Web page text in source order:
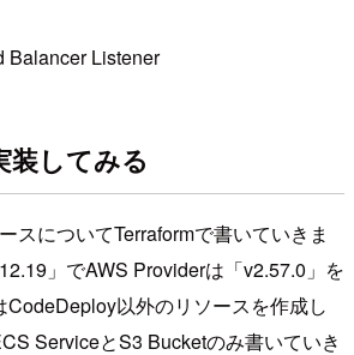
Balancer Listener
してみる
スについてTerraformで書いていきま
」でAWS Providerは「v2.57.0」を
CodeDeploy以外のリソースを作成し
ServiceとS3 Bucketのみ書いていき